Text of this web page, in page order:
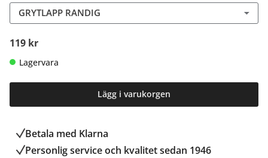
GRYTLAPP RANDIG
119 kr
Lagervara
Lägg i varukorgen
Betala med Klarna
Personlig service och kvalitet sedan 1946